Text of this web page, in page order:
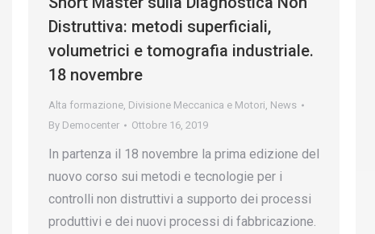
Distruttiva: metodi superficiali,
volumetrici e tomografia industriale.
18 novembre
Alta formazione, Divisione Meccanica e Motori, News
By Democenter Ottobre 16, 2019
In partenza il 18 novembre la prima edizione del
nuovo corso sui metodi e tecnologie per i
controlli non distruttivi a supporto dei processi
produttivi e dei nuovi processi di fabbricazione.